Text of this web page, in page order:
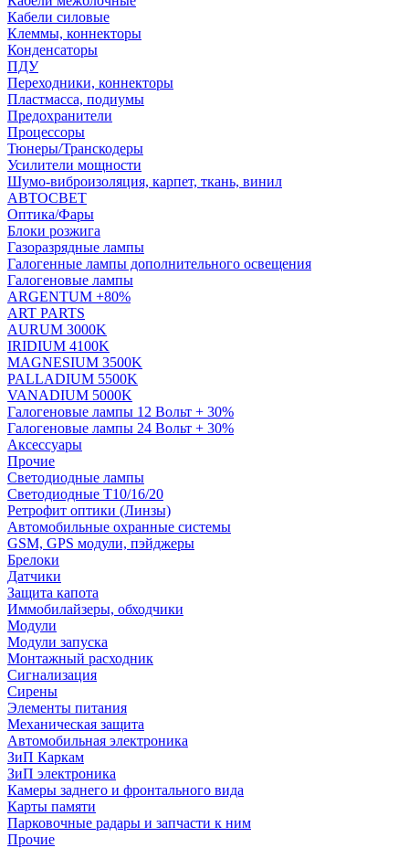
Кабели силовые
Клеммы, коннекторы
Конденсаторы
ПДУ
Переходники, коннекторы
Пластмасса, подиумы
Предохранители
Процессоры
Тюнеры/Транскодеры
Усилители мощности
Шумо-виброизоляция, карпет, ткань, винил
АВТОСВЕТ
Оптика/Фары
Блоки розжига
Газоразрядные лампы
Галогенные лампы дополнительного освещения
Галогеновые лампы
ARGENTUM +80%
ART PARTS
AURUM 3000K
IRIDIUM 4100K
MAGNESIUM 3500K
PALLADIUM 5500K
VANADIUM 5000K
Галогеновые лампы 12 Вольт + 30%
Галогеновые лампы 24 Вольт + 30%
Аксессуары
Прочие
Светодиодные лампы
Светодиодные Т10/16/20
Ретрофит оптики (Линзы)
Автомобильные охранные системы
GSM, GPS модули, пэйджеры
Брелоки
Датчики
Защита капота
Иммобилайзеры, обходчики
Модули
Модули запуска
Монтажный расходник
Сигнализация
Сирены
Элементы питания
Механическая защита
Автомобильная электроника
ЗиП Каркам
ЗиП электроника
Камеры заднего и фронтального вида
Карты памяти
Парковочные радары и запчасти к ним
Прочие